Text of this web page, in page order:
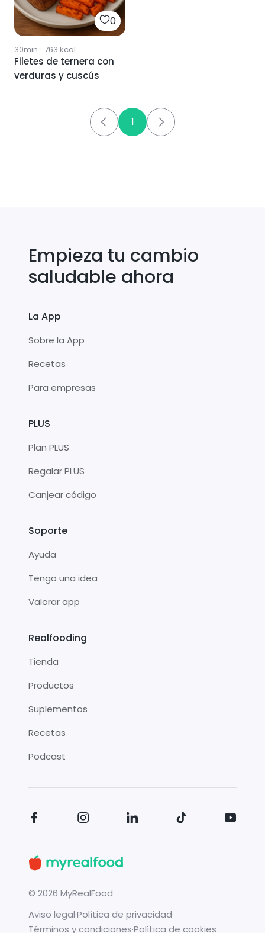
0
30min · 763 kcal
Filetes de ternera con
verduras y cuscús
1
Empieza tu cambio
saludable ahora
La App
Sobre la App
Recetas
Para empresas
PLUS
Plan PLUS
Regalar PLUS
Canjear código
Soporte
Ayuda
Tengo una idea
Valorar app
Realfooding
Tienda
Productos
Suplementos
Recetas
Podcast
© 2026 MyRealFood
Aviso legal·Política de privacidad·
Términos y condiciones·Política de cookies